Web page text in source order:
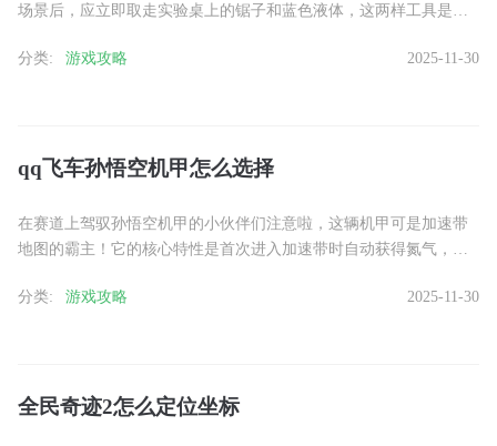
场景后，应立即取走实验桌上的锯子和蓝色液体，这两样工具是后
轴，同......
分类: 游戏攻略 2025-11-30
qq飞车孙悟空机甲怎么选择
在赛道上驾驭孙悟空机甲的小伙伴们注意啦，这辆机甲可是加速带
地图的霸主！它的核心特性是首次进入加速带时自动获得氮气，还
式下......
分类: 游戏攻略 2025-11-30
全民奇迹2怎么定位坐标